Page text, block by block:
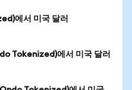
에서 미국 달러
Tokenized)에서 미국 달러